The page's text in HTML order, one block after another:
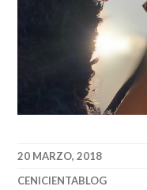
20 MARZO, 2018
CENICIENTABLOG